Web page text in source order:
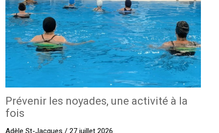
Prévenir les noyades, une activité à la
fois
Adèle St-Jacques / 27 juillet 2026